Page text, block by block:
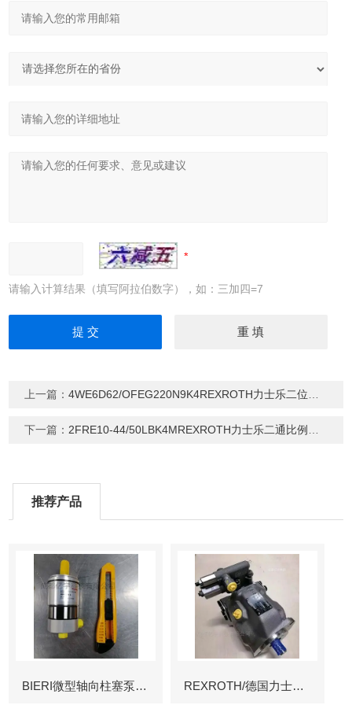
请输入计算结果（填写阿拉伯数字），如：三加四=7
上一篇：4WE6D62/OFEG220N9K4REXROTH力士乐二位四通电磁换向阀
下一篇：2FRE10-44/50LBK4MREXROTH力士乐二通比例流量阀
推荐产品
BIERI微型轴向柱塞泵AKP REXROTH/德国力士乐叶片泵